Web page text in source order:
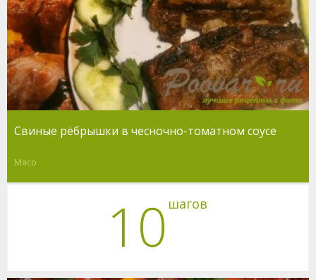
Свиные рёбрышки в чесночно-томатном соусе
Мясо
10 шагов